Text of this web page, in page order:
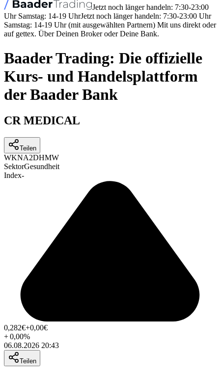
Jetzt noch länger handeln: 7:30-23:00
Uhr Samstag: 14-19 UhrJetzt noch länger handeln: 7:30-23:00 Uhr
Samstag: 14-19 Uhr (mit ausgewählten Partnern) Mit uns direkt oder
auf gettex. Über Deinen Broker oder Deine Bank.
Baader Trading: Die offizielle
Kurs- und Handelsplattform
der Baader Bank
CR MEDICAL
Teilen
WKNA2DHMW
SektorGesundheit
Index-
0,282€+0,00€
+0,00%
06.08.2026 20:43
Teilen